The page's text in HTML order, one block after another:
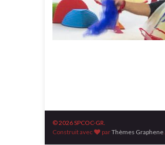
© 2026 SPCOC-GR.
Construit avec
parThèmes Graphene.